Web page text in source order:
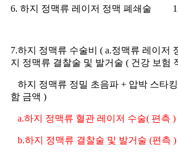
6. 하지 정맥류 레이저 정맥 폐쇄술
7.하지 정맥류 수술비 ( a.정맥류 레이저
지 정맥류 결찰술 및 발거술 ( 건강 보험
하지 정맥류 정밀 초음파 + 압박 스타
함 금액 )
a.하지 정맥류 혈관 레이저 수술( 편측 )
b.하지 정맥류 결찰술 및 발거술 (편측 )